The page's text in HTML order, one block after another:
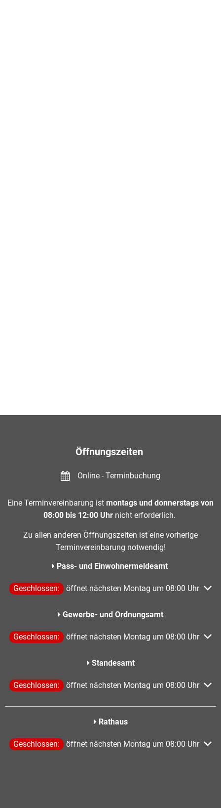
Öffnungszeiten
Online - Terminbuchung
Eine Terminvereinbarung ist montags und donnerstags von
08:00 bis 12:00 Uhr nicht erforderlich.
Zu allen anderen Öffnungszeiten ist eine vorherige
Terminvereinbarung notwendig!
Pass- und Einwohnermeldeamt
Klicken, um weitere Öffnungs- oder Schließzeiten
Geschlossen: öffnet nächsten Montag um 08:00 Uhr
Gewerbe- und Ordnungsamt
Klicken, um weitere Öffnungs- oder Schließzeiten
Geschlossen: öffnet nächsten Montag um 08:00 Uhr
Standesamt
Klicken, um weitere Öffnungs- oder Schließzeiten
Geschlossen: öffnet nächsten Montag um 08:00 Uhr
Rathaus
Klicken, um weitere Öffnungs- oder Schließzeiten
Geschlossen: öffnet nächsten Montag um 08:00 Uhr